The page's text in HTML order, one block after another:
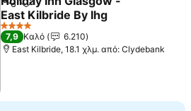
Κοινοποίηση
Προσθήκη στα αγαπημένα
East Kilbride By Ihg
Εμφάνιση τιμών
4 Αστέρια
7,9 Καλό
6.210
East Kilbride, 18.1 χλμ. από: Clydebank